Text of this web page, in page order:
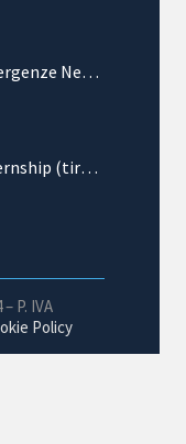
Corso di formazione sulle Emergenze Neurologiche: mielopatie acute
Post Graduate Neurology Externship (tirocinio esterno)
Masterclass in Ematologia e Medicina Trasfusionale
P. IVA
Policy